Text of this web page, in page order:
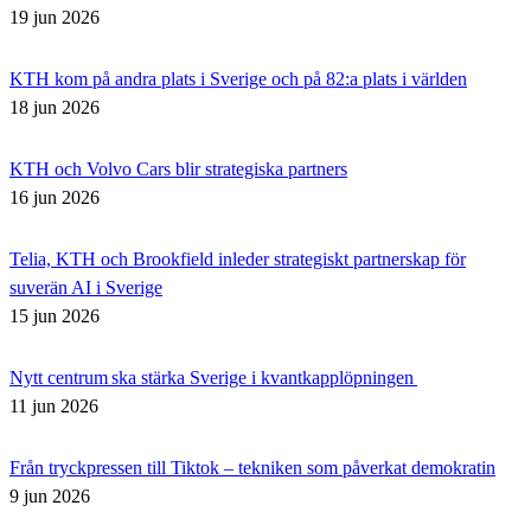
19 jun 2026
KTH kom på andra plats i Sverige och på 82:a plats i världen
18 jun 2026
KTH och Volvo Cars blir strategiska partners
16 jun 2026
Telia, KTH och Brookfield inleder strategiskt partnerskap för
suverän AI i Sverige
15 jun 2026
Nytt centrum ska stärka Sverige i kvantkapplöpningen
11 jun 2026
Från tryckpressen till Tiktok – tekniken som påverkat demokratin
9 jun 2026